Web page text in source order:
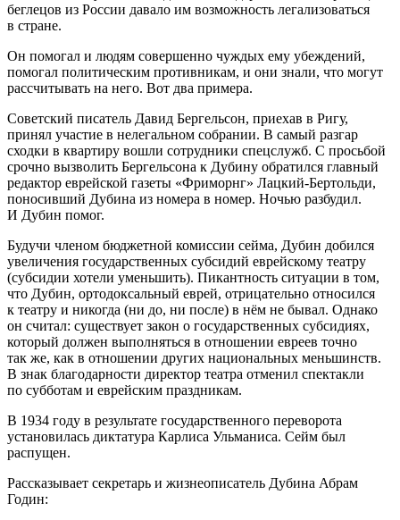
беглецов из России давало им возможность легализоваться
в стране.
Он помогал и людям совершенно чуждых ему убеждений,
помогал политическим противникам, и они знали, что могут
рассчитывать на него. Вот два примера.
Советский писатель Давид Бергельсон, приехав в Ригу,
принял участие в нелегальном собрании. В самый разгар
сходки в квартиру вошли сотрудники спецслужб. С просьбой
срочно вызволить Бергельсона к Дубину обратился главный
редактор еврейской газеты «Фриморнг» Лацкий-Бертольди,
поносивший Дубина из номера в номер. Ночью разбудил.
И Дубин помог.
Будучи членом бюджетной комиссии сейма, Дубин добился
увеличения государственных субсидий еврейскому театру
(субсидии хотели уменьшить). Пикантность ситуации в том,
что Дубин, ортодоксальный еврей, отрицательно относился
к театру и никогда (ни до, ни после) в нём не бывал. Однако
он считал: существует закон о государственных субсидиях,
который должен выполняться в отношении евреев точно
так же, как в отношении других национальных меньшинств.
В знак благодарности директор театра отменил спектакли
по субботам и еврейским праздникам.
В 1934 году в результате государственного переворота
установилась диктатура Карлиса Ульманиса. Сейм был
распущен.
Рассказывает секретарь и жизнеописатель Дубина Абрам
Годин: